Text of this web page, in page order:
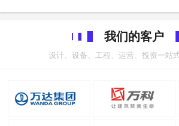
我们的客户
设计、设备、工程、运营、投资一站